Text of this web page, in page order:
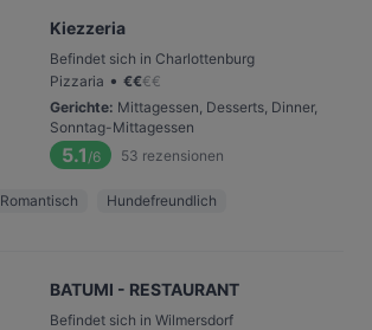
Kiezzeria
Befindet sich in Charlottenburg
Pizzaria • €€€€
Gerichte: Mittagessen, Desserts, Dinner,
Sonntag-Mittagessen
5.1 /6 53 rezensionen
Romantisch Hundefreundlich
BATUMI - RESTAURANT
Befindet sich in Wilmersdorf